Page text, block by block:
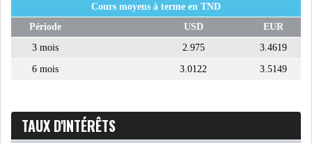
Cours moyens à terme en TND
Période
USD
EUR
3 mois
2.975 3.4619
6 mois 3.0122 3.5149
TAUX D'INTÉRÊTS